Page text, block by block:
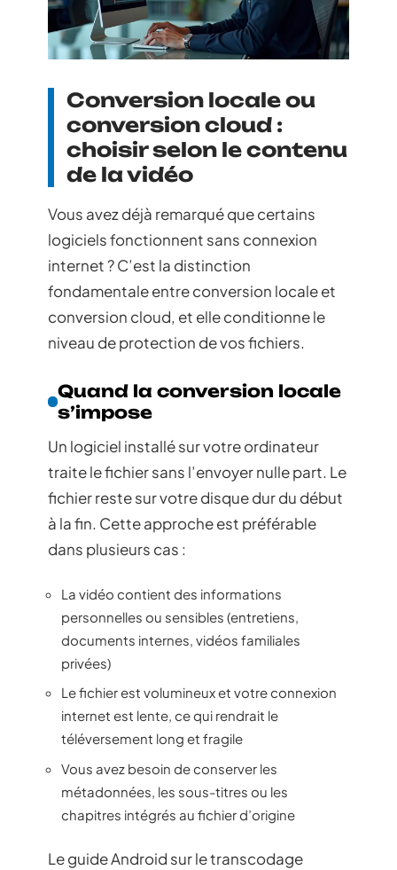
Conversion locale ou
conversion cloud :
choisir selon le contenu
de la vidéo
Vous avez déjà remarqué que certains
logiciels fonctionnent sans connexion
internet ? C’est la distinction
fondamentale entre conversion locale et
conversion cloud, et elle conditionne le
niveau de protection de vos fichiers.
Quand la conversion locale
s’impose
Un logiciel installé sur votre ordinateur
traite le fichier sans l’envoyer nulle part. Le
fichier reste sur votre disque dur du début
à la fin. Cette approche est préférable
dans plusieurs cas :
La vidéo contient des informations
personnelles ou sensibles (entretiens,
documents internes, vidéos familiales
privées)
Le fichier est volumineux et votre connexion
internet est lente, ce qui rendrait le
téléversement long et fragile
Vous avez besoin de conserver les
métadonnées, les sous-titres ou les
chapitres intégrés au fichier d’origine
Le guide Android sur le transcodage